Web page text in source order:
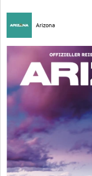
Arizona